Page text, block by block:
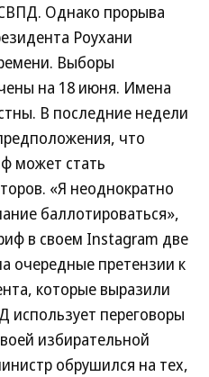
Однако прорыва
Роухани
Выборы
на 18 июня. Имена
В последние недели
что
может стать
«Я неоднократно
баллотироваться»,
в своем Instagram две
очередные претензии к
которые выразили
использует переговоры
избирательной
обрушился на тех,